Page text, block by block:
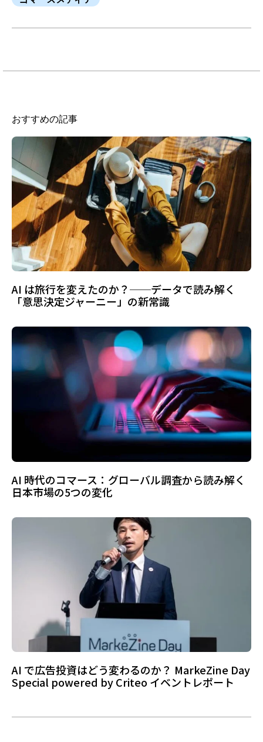
おすすめの記事
AI は旅行を変えたのか？──データで読み解く
「意思決定ジャーニー」の新常識
AI 時代のコマース：グローバル調査から読み解く
日本市場の5つの変化
AI で広告投資はどう変わるのか？ MarkeZine Day
Special powered by Criteo イベントレポート